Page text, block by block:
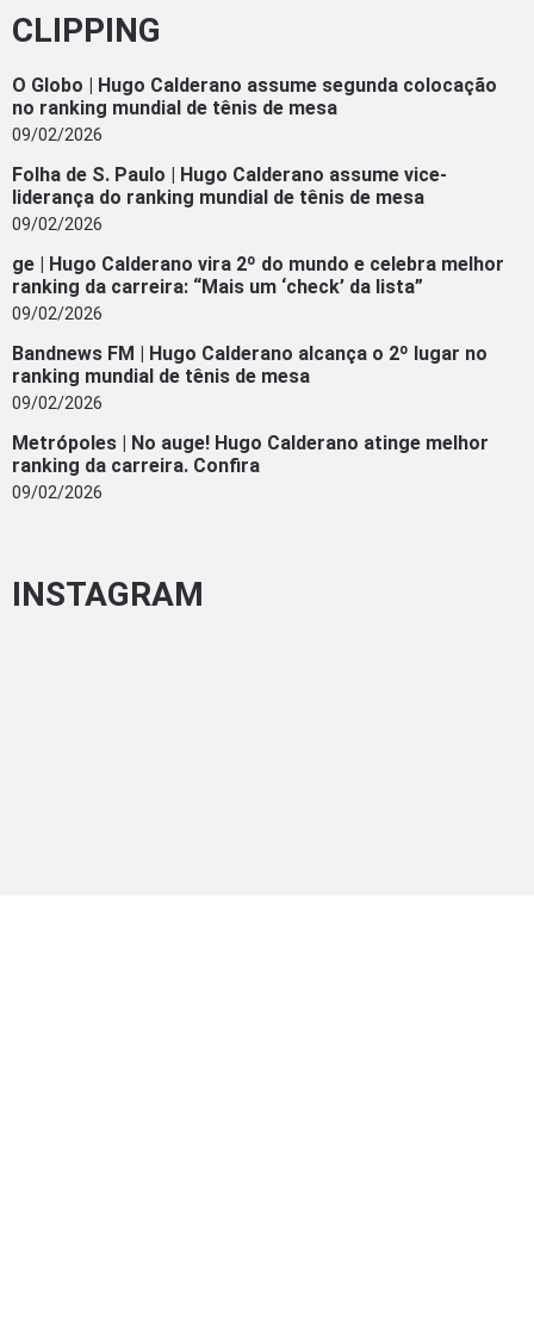
CLIPPING
O Globo | Hugo Calderano assume segunda colocação
no ranking mundial de tênis de mesa
09/02/2026
Folha de S. Paulo | Hugo Calderano assume vice-
liderança do ranking mundial de tênis de mesa
09/02/2026
ge | Hugo Calderano vira 2º do mundo e celebra melhor
ranking da carreira: “Mais um ‘check’ da lista”
09/02/2026
Bandnews FM | Hugo Calderano alcança o 2º lugar no
ranking mundial de tênis de mesa
09/02/2026
Metrópoles | No auge! Hugo Calderano atinge melhor
ranking da carreira. Confira
09/02/2026
INSTAGRAM